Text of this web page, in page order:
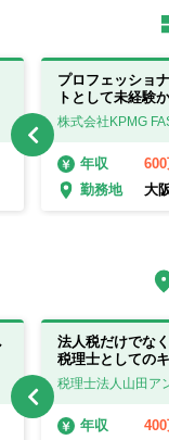
プロフェッショ
トとして未経験
株式会社KPMG
年収
勤務地
大
法人税だけでな
税理士としての
税理士法人山田ア
年収